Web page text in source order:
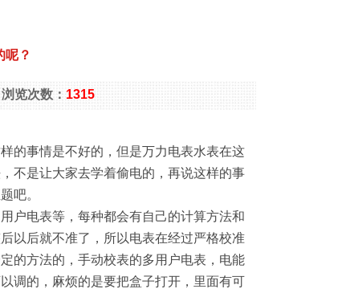
呢？
览次数： 1315
的事情是不好的，但是万力电表水表在这
不是让大家去学着偷电的，再说这样的事
吧。
户电表等，每种都会有自己的计算方法和
以后就不准了，所以电表在经过严格校准
的方法的，手动校表的多用户电表，电能
调的，麻烦的是要把盒子打开，里面有可